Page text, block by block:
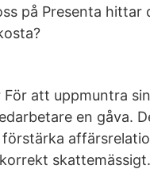
på Presenta
att uppmuntra
en gåva.